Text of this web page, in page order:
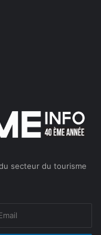
secteur du tourisme